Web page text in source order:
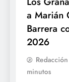
a Marián
Barrera
2026
Redacción
minutos